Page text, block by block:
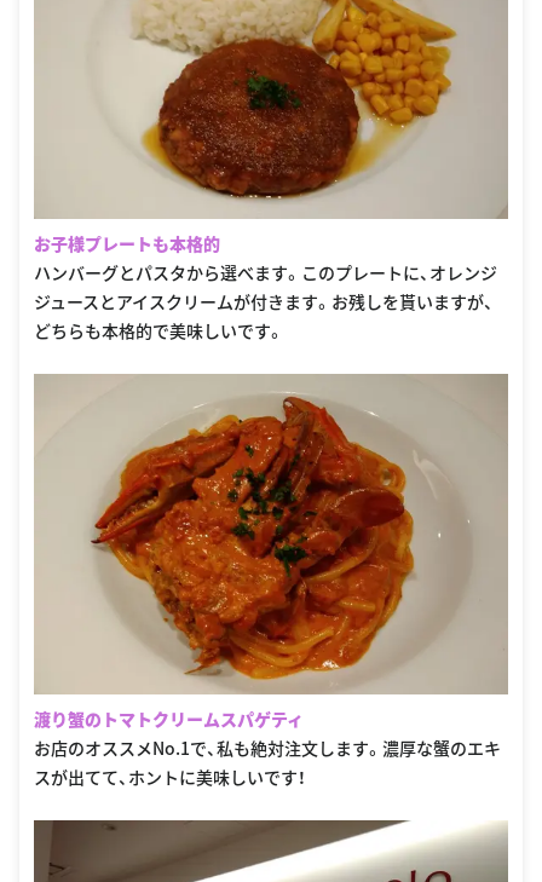
お子様プレートも本格的
ハンバーグとパスタから選べます。このプレートに、オレンジ
ジュースとアイスクリームが付きます。お残しを貰いますが、
どちらも本格的で美味しいです。
渡り蟹のトマトクリームスパゲティ
お店のオススメNo.1で、私も絶対注文します。濃厚な蟹のエキ
スが出てて、ホントに美味しいです！